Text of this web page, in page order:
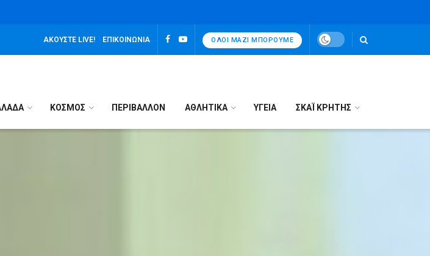
ΑΚΟΎΣΤΕ LIVE! ΕΠΙΚΟΙΝΩΝΊΑ ΌΛΟΙ ΜΑΖΊ ΜΠΟΡΟΎΜΕ
ΚΟΣΜΟΣ ΠΕΡΙΒΑΛΛΟΝ ΑΘΛΗΤΙΚΑ ΥΓΕΙΑ ΣΚΑΪ ΚΡΗΤΗΣ